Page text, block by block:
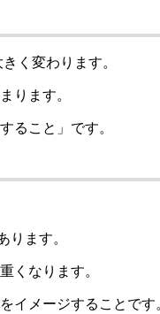
く変わります。
ります。
ること」です。
ります。
くなります。
イメージすることです